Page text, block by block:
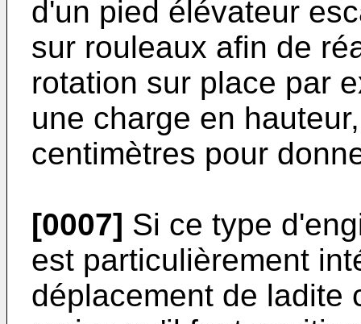
d'un pied élévateur
sur rouleaux afin de
rotation sur place par
une charge en
centimètres pour
[0007] Si ce type
est particulièrement
déplacement de ladite